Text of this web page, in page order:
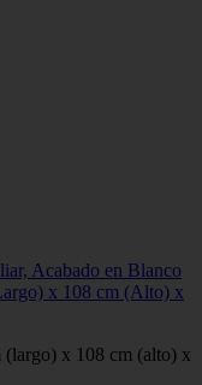
Acabado en Blanco
x 108 cm (Alto) x
(largo) x 108 cm (alto) x